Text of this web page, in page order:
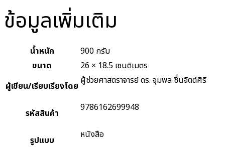
ข้อมูลเพิ่มเติม
น้ำหนัก
900 กรัม
ขนาด
26 × 18.5 เซนติเมตร
ผู้เขียน/เรียบเรียงโดย ผู้ช่วยศาสตราจารย์ ดร. จุมพล ชื่นจิตต์ศิริ
รหัสสินค้า 9786162699948
รูปแบบ หนังสือ